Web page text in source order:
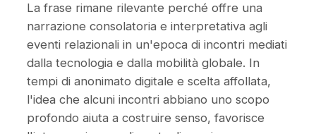
La frase rimane rilevante perché offre una
narrazione consolatoria e interpretativa agli
eventi relazionali in un'epoca di incontri mediati
dalla tecnologia e dalla mobilità globale. In
tempi di anonimato digitale e scelta affollata,
l'idea che alcuni incontri abbiano uno scopo
profondo aiuta a costruire senso, favorisce